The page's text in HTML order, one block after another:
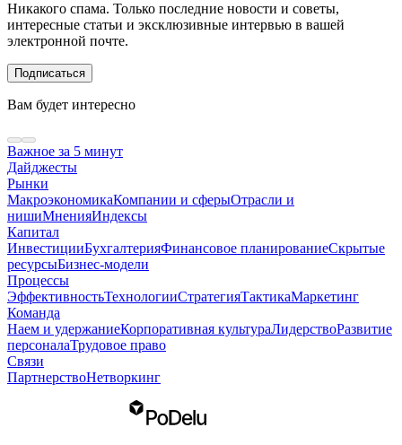
Никакого спама. Только последние новости и советы,
интересные статьи и эксклюзивные интервью в вашей
электронной почте.
Подписаться
Вам будет интересно
Важное за 5 минут
Дайджесты
Рынки
МакроэкономикаКомпании и сферыОтрасли и
нишиМненияИндексы
Капитал
ИнвестицииБухгалтерияФинансовое планированиеСкрытые
ресурсыБизнес-модели
Процессы
ЭффективностьТехнологииСтратегияТактикаМаркетинг
Команда
Наем и удержаниеКорпоративная культураЛидерствоРазвитие
персоналаТрудовое право
Связи
ПартнерствоНетворкинг